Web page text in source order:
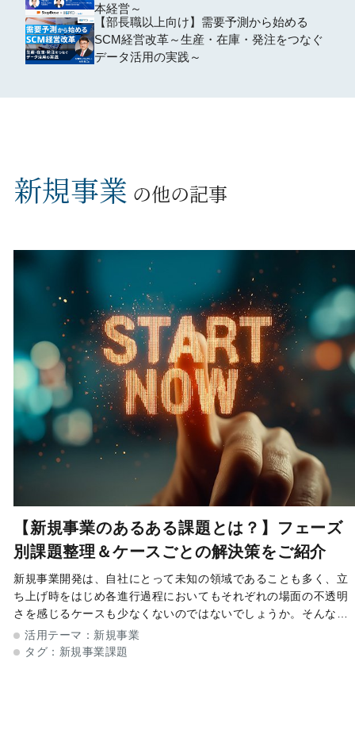
本経営～
【部長職以上向け】需要予測から始める
SCM経営改革～生産・在庫・発注をつなぐ
データ活用の実践～
新規事業 の他の記事
【新規事業のあるある課題とは？】フェーズ
別課題整理＆ケースごとの解決策をご紹介
新規事業開発は、自社にとって未知の領域であることも多く、立
ち上げ時をはじめ各進行過程においてもそれぞれの場面の不透明
さを感じるケースも少なくないのではないでしょうか。そんな
中、「どんな流れで進み、そこにどんな落とし穴があるか」をあ
らかじめ可視化、把握することが
活用テーマ： 新規事業
タグ： 新規事業課題